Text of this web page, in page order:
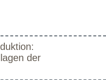
der